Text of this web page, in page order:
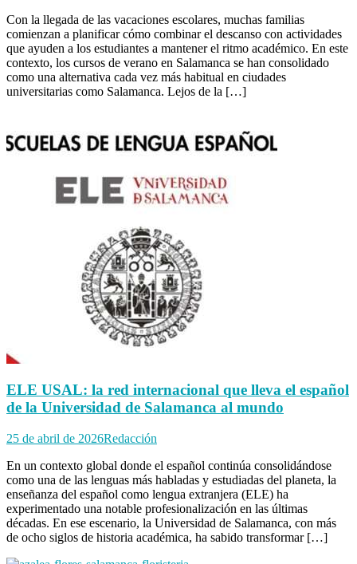
Con la llegada de las vacaciones escolares, muchas familias
comienzan a planificar cómo combinar el descanso con actividades
que ayuden a los estudiantes a mantener el ritmo académico. En este
contexto, los cursos de verano en Salamanca se han consolidado
como una alternativa cada vez más habitual en ciudades
universitarias como Salamanca. Lejos de la […]
ELE USAL: la red internacional que lleva el español
de la Universidad de Salamanca al mundo
25 de abril de 2026Redacción
En un contexto global donde el español continúa consolidándose
como una de las lenguas más habladas y estudiadas del planeta, la
enseñanza del español como lengua extranjera (ELE) ha
experimentado una notable profesionalización en las últimas
décadas. En ese escenario, la Universidad de Salamanca, con más
de ocho siglos de historia académica, ha sabido transformar […]